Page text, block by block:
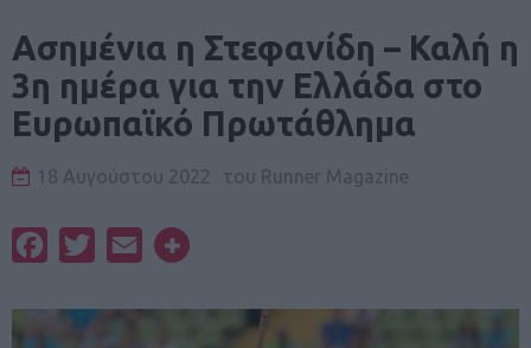
Ασημένια η Στεφανίδη – Καλή η
3η ημέρα για την Ελλάδα στο
Ευρωπαϊκό Πρωτάθλημα
18 Αυγούστου 2022 του Runner Magazine
FacebookTwitterEmail